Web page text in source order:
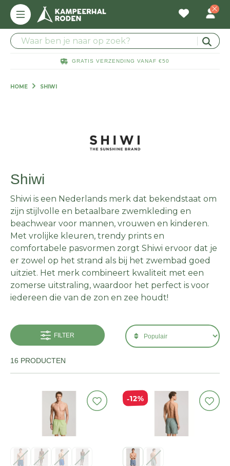
GRATIS VERZENDING VANAF €50
HOME SHIWI
Shiwi
Shiwi is een Nederlands merk dat bekendstaat om
zijn stijlvolle en betaalbare zwemkleding en
beachwear voor mannen, vrouwen en kinderen.
Met vrolijke kleuren, trendy prints en
comfortabele pasvormen zorgt Shiwi ervoor dat je
er zowel op het strand als bij het zwembad goed
uitziet. Het merk combineert kwaliteit met een
zomerse uitstraling, waardoor het perfect is voor
iedereen die van de zon en zee houdt!
FILTER
16 PRODUCTEN
12%